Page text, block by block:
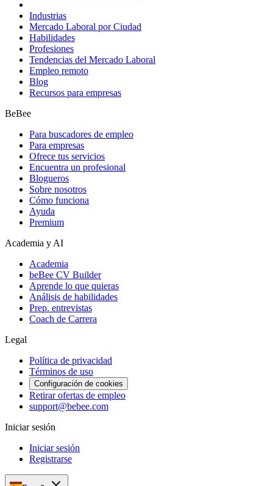
Industrias
Mercado Laboral por Ciudad
Habilidades
Profesiones
Tendencias del Mercado Laboral
Empleo remoto
Blog
Recursos para empresas
BeBee
Para buscadores de empleo
Para empresas
Ofrece tus servicios
Encuentra un profesional
Blogueros
Sobre nosotros
Cómo funciona
Ayuda
Premium
Academia y AI
Academia
beBee CV Builder
Aprende lo que quieras
Análisis de habilidades
Prep. entrevistas
Coach de Carrera
Legal
Política de privacidad
Términos de uso
Configuración de cookies
Retirar ofertas de empleo
support@bebee.com
Iniciar sesión
Iniciar sesión
Registrarse